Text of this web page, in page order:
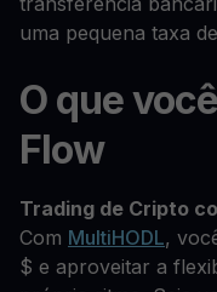
uma pequena taxa
O que
Flow
Trading de Cripto
Com MultiHODL,
$ e aproveitar a